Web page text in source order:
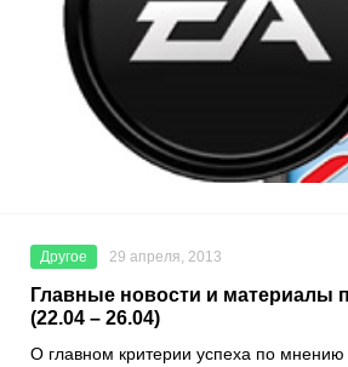
Другое 29 апреля, 2013
Главные новости и материалы
(22.04 – 26.04)
О главном критерии успеха по